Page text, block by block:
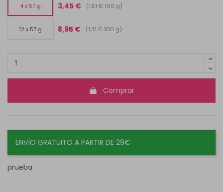
4 x 57 g 3,45 € (1,51 € 100 g)
12 x 57 g 8,95 € (1,31 € 100 g)
Comprar
ENVÍO GRATUITO A PARTIR DE 29€
prueba